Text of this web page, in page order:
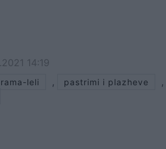
14:19
leli , pastrimi i plazheve ,